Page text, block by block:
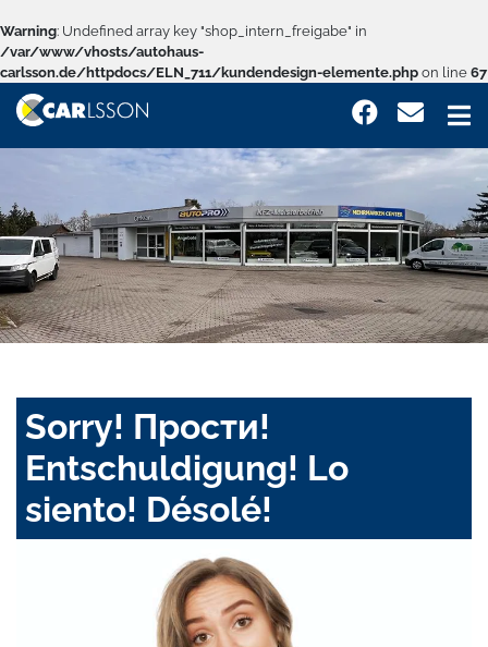
Warning: Undefined array key "shop_intern_freigabe" in
/var/www/vhosts/autohaus-
carlsson.de/httpdocs/ELN_711/kundendesign-elemente.php on line 67
Sorry! Прости!
Entschuldigung! Lo
siento! Désolé!